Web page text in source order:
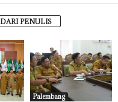
DARI PENULIS
Palembang